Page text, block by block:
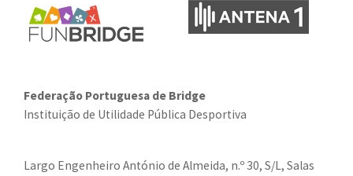
Federação Portuguesa de Bridge
Instituição de Utilidade Pública Desportiva
Largo Engenheiro António de Almeida, n.º 30, S/L, Salas